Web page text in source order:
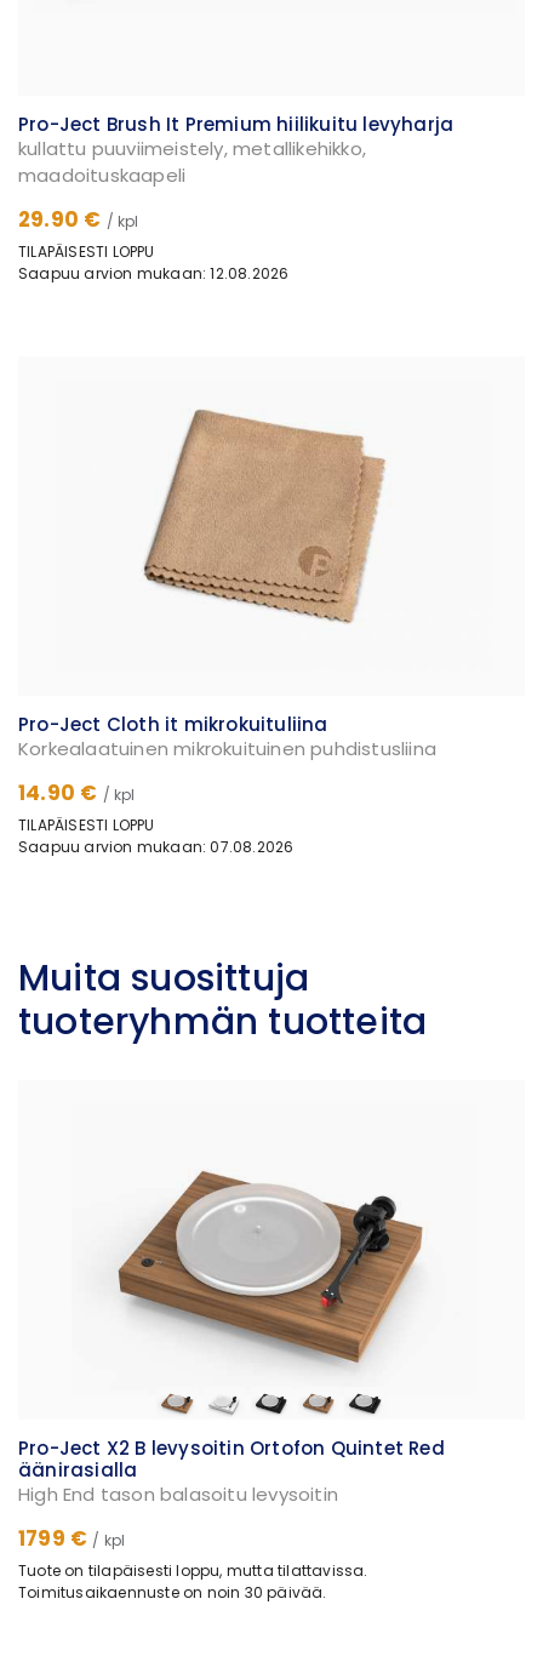
Pro-Ject Brush It Premium hiilikuitu levyharja
kullattu puuviimeistely, metallikehikko,
maadoituskaapeli
29.90 € / kpl
TILAPÄISESTI LOPPU
Saapuu arvion mukaan: 12.08.2026
Pro-Ject Cloth it mikrokuituliina
Korkealaatuinen mikrokuituinen puhdistusliina
14.90 € / kpl
TILAPÄISESTI LOPPU
Saapuu arvion mukaan: 07.08.2026
Muita suosittuja
tuoteryhmän tuotteita
Pro-Ject X2 B levysoitin Ortofon Quintet Red
äänirasialla
High End tason balasoitu levysoitin
1799 € / kpl
Tuote on tilapäisesti loppu, mutta tilattavissa.
Toimitusaikaennuste on noin 30 päivää.